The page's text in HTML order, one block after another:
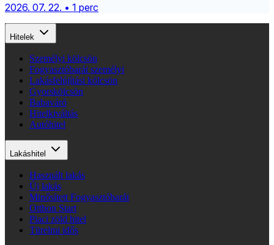
2026. 07. 22. • 1 perc
Hitelek
Személyi kölcsön
Fogyasztóbarát személyi
Lakásfelújítási kölcsön
Gyorskölcsön
Babaváró
Hitelkiváltás
Autóhitel
Lakáshitel
Használt lakás
Új lakás
Minősített Fogyasztóbarát
Otthon Start
Piaci zöld hitel
Türelmi idős